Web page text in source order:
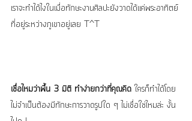
เราจะทำได้ไงในเมื่อทักษะงานศิลปะยังวาดได้แค่พระอาทิตย์
ที่อยู่ระหว่างภูเขาอยู่เลย T^T
เชื่อไหมว่าพื้น 3 มิติ ทำง่ายกว่าที่คุณคิด ใครก็ทำได้โดย
ไม่จำเป็นต้องมีทักษะการวาดรูปใด ๆ ไม่เชื่อใช่ไหมล่ะ งั้น